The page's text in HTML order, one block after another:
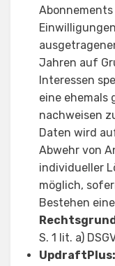
Jahren auf
Interessen
eine ehemals
nachweisen
Daten wird
Abwehr von
individueller
möglich,
Bestehen
S. 1 lit. a)
UpdraftPlus: